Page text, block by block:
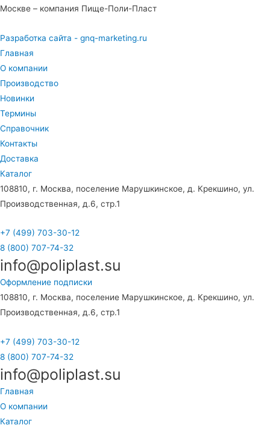
Москве – компания Пище-Поли-Пласт
Разработка сайта - gnq-marketing.ru
Главная
О компании
Производство
Новинки
Термины
Справочник
Контакты
Доставка
Каталог
108810, г. Москва, поселение Марушкинское, д. Крекшино, ул.
Производственная, д.6, стр.1
+7 (499) 703-30-12
8 (800) 707-74-32
info@poliplast.su
Оформление подписки
108810, г. Москва, поселение Марушкинское, д. Крекшино, ул.
Производственная, д.6, стр.1
+7 (499) 703-30-12
8 (800) 707-74-32
info@poliplast.su
Главная
О компании
Каталог